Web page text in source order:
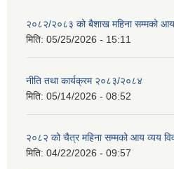
२०८२/२०८३ को बैशाख महिना सम्मको
मिति: 05/25/2026 - 15:11
नीति तथा कार्यक्रम २०८३/२०८४
मिति: 05/14/2026 - 08:52
२०८२ को चैत्र महिना सम्मको आय व्यय
मिति: 04/22/2026 - 09:57